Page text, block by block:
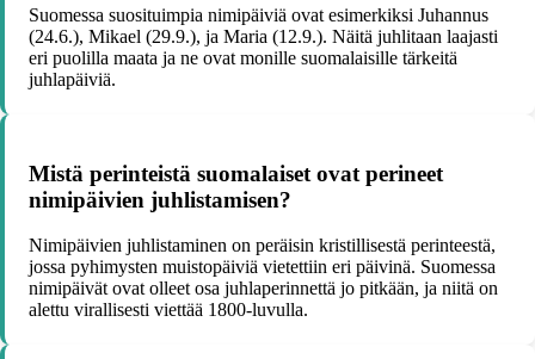
Suomessa suosituimpia nimipäiviä ovat esimerkiksi Juhannus
(24.6.), Mikael (29.9.), ja Maria (12.9.). Näitä juhlitaan laajasti
eri puolilla maata ja ne ovat monille suomalaisille tärkeitä
juhlapäiviä.
Mistä perinteistä suomalaiset ovat perineet
nimipäivien juhlistamisen?
Nimipäivien juhlistaminen on peräisin kristillisestä perinteestä,
jossa pyhimysten muistopäiviä vietettiin eri päivinä. Suomessa
nimipäivät ovat olleet osa juhlaperinnettä jo pitkään, ja niitä on
alettu virallisesti viettää 1800-luvulla.